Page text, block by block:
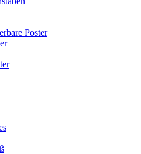
Poster